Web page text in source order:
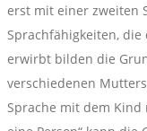
erst mit einer zweiten
Sprachfähigkeiten,
erwirbt bilden die
verschiedenen
Sprache mit dem Kind